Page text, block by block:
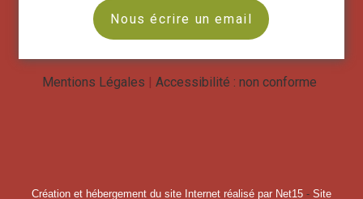
Nous écrire un email
Mentions Légales Accessibilité : non conforme
Création et hébergement du site Internet réalisé par Net15 - Site